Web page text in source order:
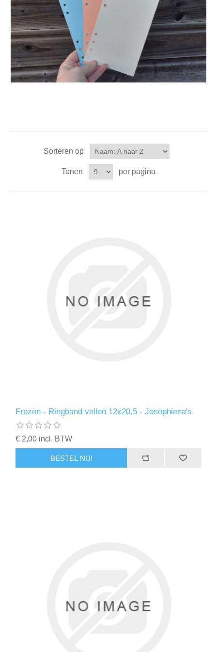
Kaarten 2021
Sorteren op
Tonen per pagina
Frozen - Ringband vellen 12x20,5 - Josephiena's
€ 2,00 incl. BTW
BESTEL NU!